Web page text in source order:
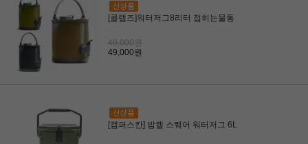
[콜랩즈]워터저그8리터 접히는물통
49,000원
49,000원
[캠퍼스칸] 밤켈 스퀘어 워터저그 6L